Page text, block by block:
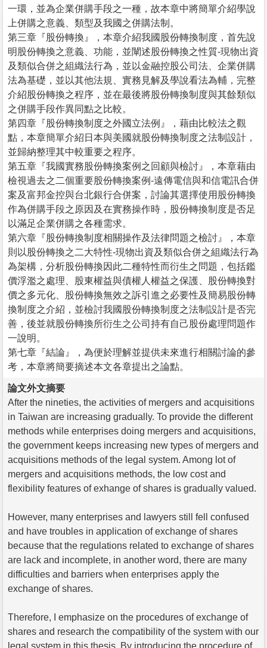
一環，並為企業併購手段之一種，故本章中將簡單介紹學說
上併購之意義、類型及我國之併購法制。
第三章『股份轉換』，本章介紹我國股份轉換制度，首先說
明股份轉換之意義、功能，並闡述股份轉換之性質-現物出資
及類似合併之組織法行為，並以金融控股公司法、企業併購
法為基礎，並以其他法規、實務見解及學說看法為輔，完整
介紹股份轉換之程序，並在最後將股份轉換制度與其餘類似
之併購手段作異同點之比較。
第四章『股份轉換制度之外國立法例』，藉由比較法之觀
點，本章簡單介紹日本與美國就股份轉換制度之法制設計，
並歸納整理其中較重要之程序。
第五章『我國實務股份轉換案例之回顧與檢討』，本章藉由
檢視過去之二個重要股份轉換案例-遠傳電信與和信電訊合併
案及富邦金控與台北銀行合併案，討論其選擇使用股份轉換
作為併購手段之原因及在實務操作時，股份轉換制度是否足
以滿足企業併購之各種需求。
第六章『股份轉換制度相關操作及法律問題之檢討』，本章
則以股份轉換之二大特性-現物出資及類似合併之組織法行為
為架構，分析股份轉換因此二種特性而衍生之問題，包括鑑
價浮濫之處理、股東權益與債權人權益之保護、股份轉換對
價之多元化、股份轉換無效之訴引進之必要性及簡易股份轉
換制度之介紹，並檢討我國股份轉換制度之法制設計是否完
善，後並就股份轉換所衍生之公司持有自己股份處理問題作
一說明。
第七章『結論』，為便於理解並提供未來進行相關討論的參
考，本章將簡要摘述本文各章提出之論點。
論文外文摘要
After the nineties, the activities of mergers and acquisitions
in Taiwan are increasing gradually. To provide the different
methods while enterprises doing mergers and acquisitions,
the government keeps increasing new types of mergers and
acquisitions methods of the legal system. Among lot of
mergers and acquisitions methods, the low cost and
flexibility features of exhange of shares is gradually valued.
However, many enterprises and lawyers still fell confused
and have troubles in application of exchange of shares
because that the regulations related to exchange of shares
are lack and incomplete, in another word, there are many
difficulties and barriers when enterprises apply the
exchange of shares.
Therefore, I emphasize on the procedures of exchange of
shares and research the compatibility of the system with our
legal system in this thesis. By introducing the procedure of